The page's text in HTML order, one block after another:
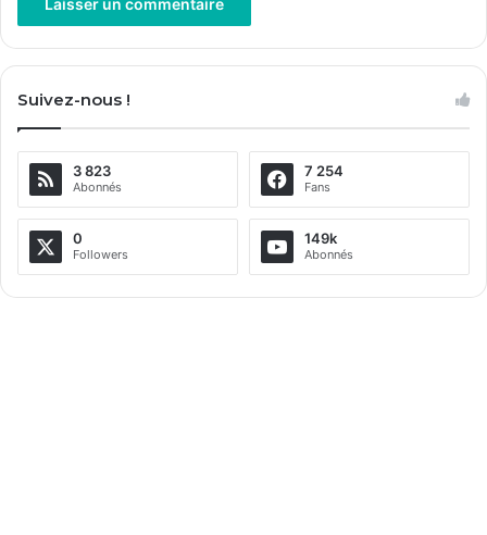
t
n
t
i
Suivez-nous !
3 823
Abonnés
7 254
Fans
0
Followers
149k
Abonnés